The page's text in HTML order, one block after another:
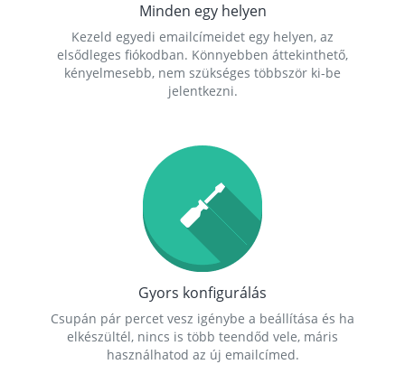
Minden egy helyen
Kezeld egyedi emailcímeidet egy helyen, az
elsődleges fiókodban. Könnyebben áttekinthető,
kényelmesebb, nem szükséges többször ki-be
jelentkezni.
Gyors konfigurálás
Csupán pár percet vesz igénybe a beállítása és ha
elkészültél, nincs is több teendőd vele, máris
használhatod az új emailcímed.